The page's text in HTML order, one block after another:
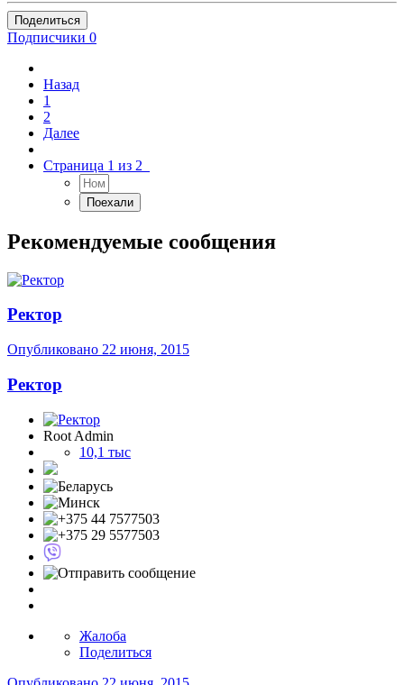
Поделиться
Подписчики 0
Назад
1
2
Далее
Страница 1 из 2
Рекомендуемые сообщения
Ректор
Опубликовано 22 июня, 2015
Ректор
Root Admin
10,1 тыс
Жалоба
Поделиться